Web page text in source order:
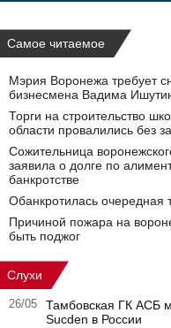
Самое читаемое
Мэрия Воронежа требует
бизнесмена Вадима
Торги на строительство
области провалились без
Сожительница
заявила о долге по
банкротстве
Обанкротилась очередная
Причиной пожара на
быть поджог
Слухи
26/05
Тамбовская ГК АСБ
Sucden в России